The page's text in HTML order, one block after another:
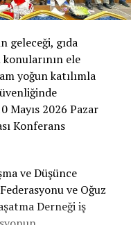
geleceği, gıda
ele
yoğun katılımla
Mayıs 2026 Pazar
Konferans
ve Düşünce
ve Oğuz
Derneği iş